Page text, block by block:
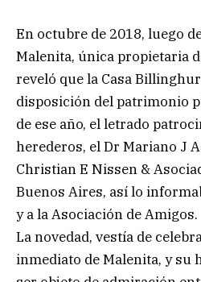
En octubre de 2018, luego
Malenita, única propietaria
reveló que la Casa
disposición del patrimonio
de ese año, el letrado
herederos, el Dr Mariano J
Christian E Nissen &
Buenos Aires, así lo
y a la Asociación de Amigos.
La novedad, vestía de
inmediato de Malenita, y su